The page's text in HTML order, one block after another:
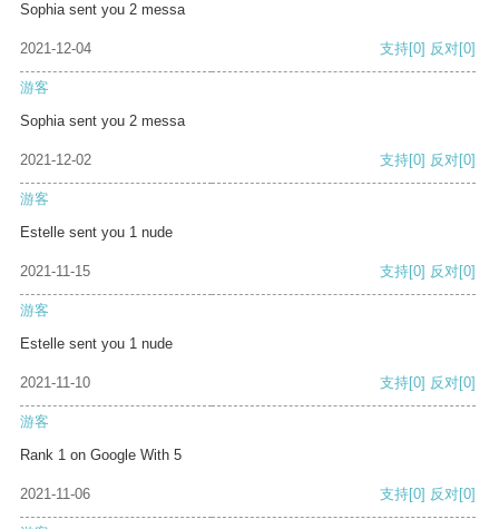
Sophia sent you 2 messa
2021-12-04 支持[0] 反对[0]
游客
Sophia sent you 2 messa
2021-12-02 支持[0] 反对[0]
游客
Estelle sent you 1 nude
2021-11-15 支持[0] 反对[0]
游客
Estelle sent you 1 nude
2021-11-10 支持[0] 反对[0]
游客
Rank 1 on Google With 5
2021-11-06 支持[0] 反对[0]